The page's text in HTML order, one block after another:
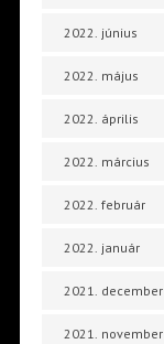
2022. június
2022. május
2022. április
2022. március
2022. február
2022. január
2021. december
2021. november